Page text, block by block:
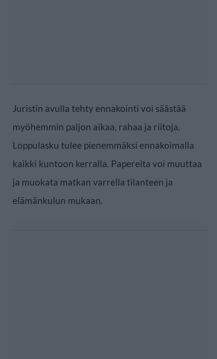
Juristin avulla tehty ennakointi voi säästää
myöhemmin paljon aikaa, rahaa ja riitoja.
Loppulasku tulee pienemmäksi ennakoimalla
kaikki kuntoon kerralla. Papereita voi muuttaa
ja muokata matkan varrella tilanteen ja
elämänkulun mukaan.